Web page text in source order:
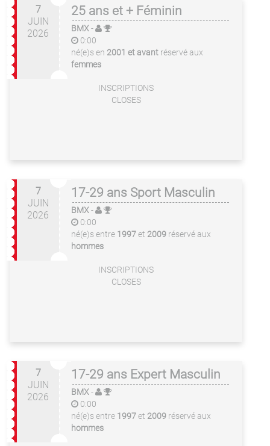
7
JUIN
2026
25 ans et + Féminin
BMX-
0:00
né(e)s en 2001 et avant réservé aux
femmes
INSCRIPTIONS
CLOSES
7
JUIN
2026
17-29 ans Sport Masculin
BMX-
0:00
né(e)s entre 1997et 2009 réservé aux
hommes
INSCRIPTIONS
CLOSES
7
JUIN
2026
17-29 ans Expert Masculin
BMX-
0:00
né(e)s entre 1997et 2009 réservé aux
hommes